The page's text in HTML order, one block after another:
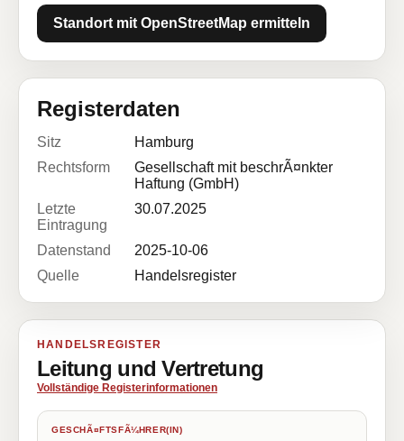
Standort mit OpenStreetMap ermitteln
Registerdaten
Sitz
Hamburg
Rechtsform
Gesellschaft mit beschrÃ¤nkter
Haftung (GmbH)
Letzte
Eintragung
30.07.2025
Datenstand
2025-10-06
Quelle
Handelsregister
HANDELSREGISTER
Leitung und Vertretung
Vollständige Registerinformationen
GESCHÃ¤FTSFÃ¼HRER(IN)